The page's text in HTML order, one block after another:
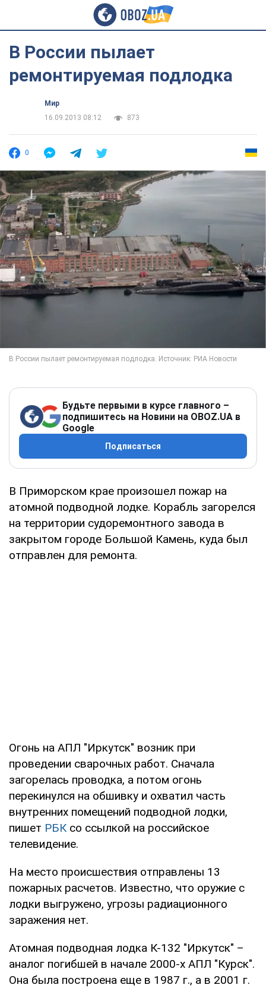
В России пылает
ремонтируемая подлодка
Мир
16.09.2013 08:12
873
0
Будьте первыми в курсе главного –
подпишитесь на Новини на OBOZ.UA в
Google
Подписаться
В Приморском крае произошел пожар на
атомной подводной лодке. Корабль загорелся
на территории судоремонтного завода в
закрытом городе Большой Камень, куда был
отправлен для ремонта.
Огонь на АПЛ "Иркутск" возник при
проведении сварочных работ. Сначала
загорелась проводка, а потом огонь
перекинулся на обшивку и охватил часть
внутренних помещений подводной лодки,
пишет РБКсо ссылкой на российское
телевидение.
На место происшествия отправлены 13
пожарных расчетов. Известно, что оружие с
лодки выгружено, угрозы радиационного
заражения нет.
Атомная подводная лодка К-132 "Иркутск" –
аналог погибшей в начале 2000-х АПЛ "Курск".
Она была построена еще в 1987 г., а в 2001 г.